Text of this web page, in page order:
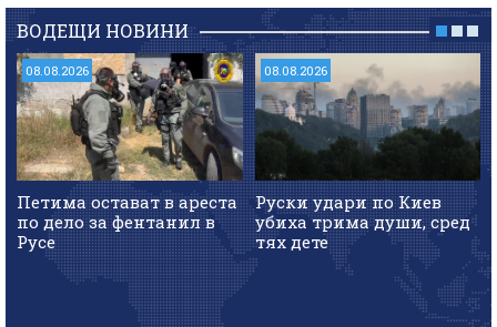
ВОДЕЩИ НОВИНИ
08.08.2026
Петима остават в ареста
по дело за фентанил в
Русе
08.08.2026
Руски удари по Киев
убиха трима души, сред
тях дете